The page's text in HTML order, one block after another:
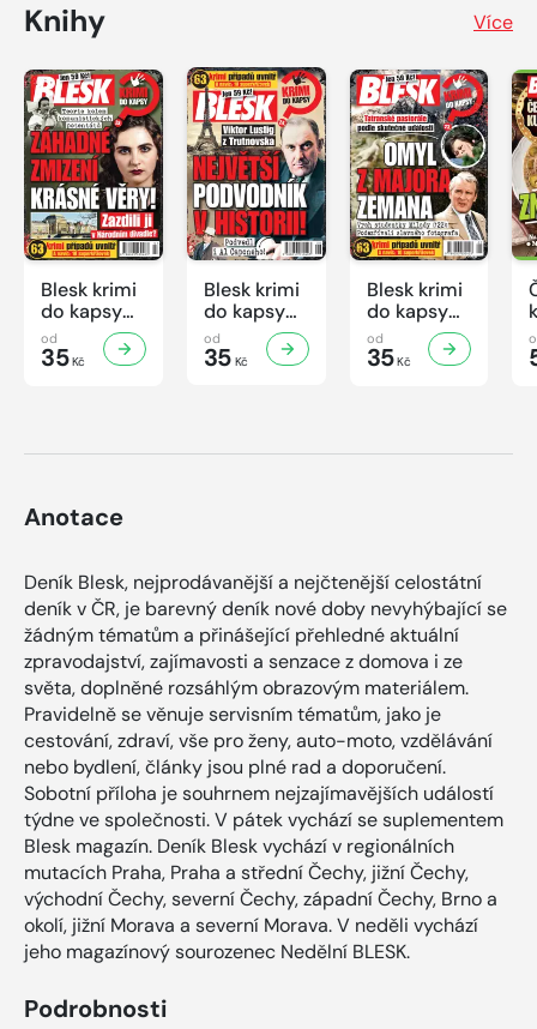
Knihy Více
Blesk krimi
do kapsy
č.7/2026
od
35Kč
Blesk krimi
do kapsy
č.6/2026
od
35Kč
Blesk krimi
do kapsy
č.5/2026
od
35Kč
Anotace
Deník Blesk, nejprodávanější a nejčtenější celostátní
deník v ČR, je barevný deník nové doby nevyhýbající se
žádným tématům a přinášející přehledné aktuální
zpravodajství, zajímavosti a senzace z domova i ze
světa, doplněné rozsáhlým obrazovým materiálem.
Pravidelně se věnuje servisním tématům, jako je
cestování, zdraví, vše pro ženy, auto-moto, vzdělávání
nebo bydlení, články jsou plné rad a doporučení.
Sobotní příloha je souhrnem nejzajímavějších událostí
týdne ve společnosti. V pátek vychází se suplementem
Blesk magazín. Deník Blesk vychází v regionálních
mutacích Praha, Praha a střední Čechy, jižní Čechy,
východní Čechy, severní Čechy, západní Čechy, Brno a
okolí, jižní Morava a severní Morava. V neděli vychází
jeho magazínový sourozenec Nedělní BLESK.
Podrobnosti